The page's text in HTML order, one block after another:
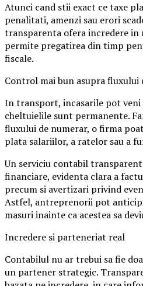
Atunci cand stii exact ce taxe
penalitati, amenzi sau erori
transparenta ofera incredere
permite pregatirea din timp
fiscale.
Control mai bun asupra fluxului
In transport, incasarile pot
cheltuielile sunt permanente.
fluxului de numerar, o firma
plata salariilor, a ratelor sau a
Un serviciu contabil
financiare, evidenta clara a
precum si avertizari privind
Astfel, antreprenorii pot
masuri inainte ca acestea sa
Incredere si parteneriat real
Contabilul nu ar trebui sa fie
un partener strategic.